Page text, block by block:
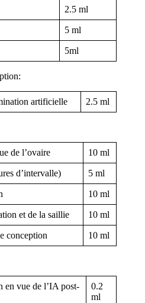
2.5 ml
5 ml
5ml
artificielle 2.5 ml
de l’ovaire 10 ml
d’intervalle) 5 ml
10 ml
et de la saillie 10 ml
conception 10 ml
en vue de l’IA post-
0.2
ml